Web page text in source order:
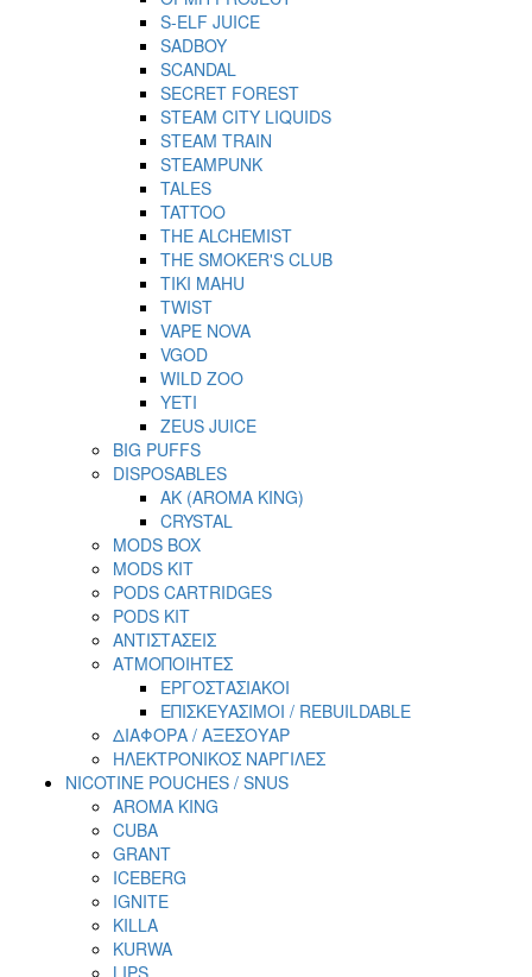
S-ELF JUICE
SADBOY
SCANDAL
SECRET FOREST
STEAM CITY LIQUIDS
STEAM TRAIN
STEAMPUNK
TALES
TATTOO
THE ALCHEMIST
THE SMOKER'S CLUB
TIKI MAHU
TWIST
VAPE NOVA
VGOD
WILD ZOO
YETI
ZEUS JUICE
BIG PUFFS
DISPOSABLES
AK (AROMA KING)
CRYSTAL
MODS BOX
MODS KIT
PODS CARTRIDGES
PODS KIT
ΑΝΤΙΣΤΑΣΕΙΣ
ΑΤΜΟΠΟΙΗΤΕΣ
ΕΡΓΟΣΤΑΣΙΑΚΟΙ
ΕΠΙΣΚΕΥΑΣΙΜΟΙ / REBUILDABLE
ΔΙΑΦΟΡΑ / ΑΞΕΣΟΥΑΡ
ΗΛΕΚΤΡΟΝΙΚΟΣ ΝΑΡΓΙΛΕΣ
NICOTINE POUCHES / SNUS
AROMA KING
CUBA
GRANT
ICEBERG
IGNITE
KILLA
KURWA
LIPS